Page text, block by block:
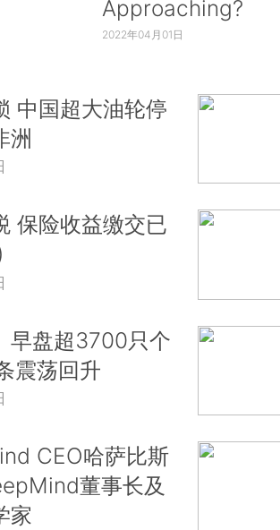
Approaching?
2022年04月01日
中国超大油轮停
洲
保险收益缴交已
早盘超3700只个
震荡回升
CEO哈萨比斯
董事长及
家